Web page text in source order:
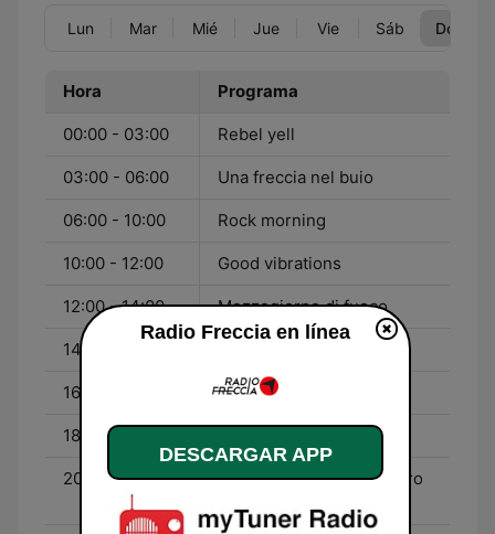
Lun Mar Mié Jue Vie Sáb Dom
Hora Programa
00:00 - 03:00 Rebel yell
03:00 - 06:00 Una freccia nel buio
06:00 - 10:00 Rock morning
10:00 - 12:00 Good vibrations
12:00 - 14:00 Mezzogiorno di fuoco
14:00 - 16:00
16:00 - 18:00 Devil's rock
18:00 - 20:00
20:00 - 22:00
L'arca dell'arte e del libero
Radio Freccia en línea
DESCARGAR APP